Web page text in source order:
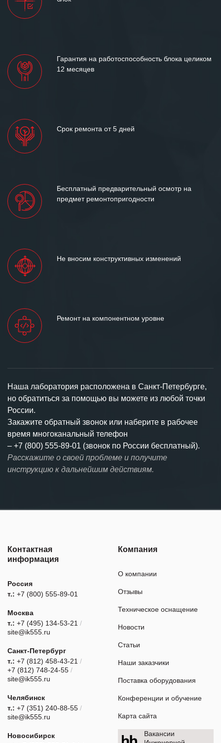
Гарантия на работоспособность блока целиком
12 месяцев
Срок ремонта от 5 дней
Бесплатный предварительный осмотр на
предмет ремонтопригодности
Не вносим конструктивных изменений
Ремонт на компонентном уровне
Наша лаборатория расположена в Санкт-Петербурге,
но обратиться за помощью вы можете из любой точки
России.
Закажите обратный звонок или наберите в рабочее
время многоканальный телефон
– +7 (800) 555-89-01 (звонок по России бесплатный).
Расскажите о своей проблеме и получите
инструкцию к дальнейшим действиям.
Контактная
информация
Россия
т.: +7 (800) 555-89-01
Москва
т.: +7 (495) 134-53-21 /
site@ik555.ru
Санкт-Петербург
т.: +7 (812) 458-43-21 /
+7 (812) 748-24-55 /
site@ik555.ru
Челябинск
т.: +7 (351) 240-88-55 /
site@ik555.ru
Новосибирск
Компания
О компании
Отзывы
Техническое оснащение
Новости
Статьи
Наши заказчики
Поставка оборудования
Конференции и обучение
Карта сайта
Вакансии